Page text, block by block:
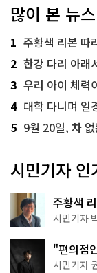
많이 본 뉴스
1 주황색 리본 따라
2 한강 다리 아래
3 우리 아이 체력
4 대학 다니며
5 9월 20일, 차 없
시민기자 인
주황색
서울둘레
시민기자
"편의점
한 편의점
시민기자